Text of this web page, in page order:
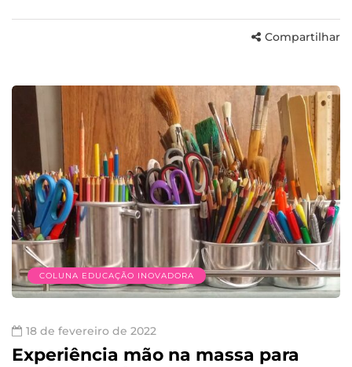
Compartilhar
COLUNA EDUCAÇÃO INOVADORA
18 de fevereiro de 2022
Experiência mão na massa para